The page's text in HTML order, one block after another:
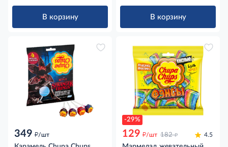
В корзину В корзину
349 д/шт
-29%
129 д/шт 182 д 4.5